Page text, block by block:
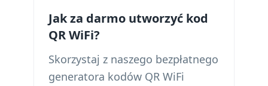
Jak za darmo utworzyć kod
QR WiFi?
Skorzystaj z naszego bezpłatnego
generatora kodów QR WiFi